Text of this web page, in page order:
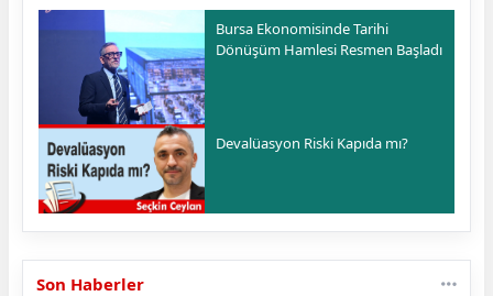
Bursa Ekonomisinde Tarihi
Dönüşüm Hamlesi Resmen Başladı
Devalüasyon Riski Kapıda mı?
Son Haberler